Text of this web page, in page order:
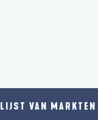
LIJST VAN